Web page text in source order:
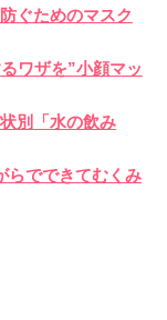
ぐためのマスク
ワザを”小顔マッ
別「水の飲み
らでできてむくみ